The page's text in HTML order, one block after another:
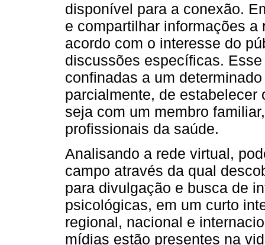
disponível para a conexão.
e compartilhar informações
acordo com o interesse do
discussões específicas.
confinadas a um
parcialmente, de
seja com um membro
profissionais da saúde.
Analisando a rede virtual,
campo através da qual
para divulgação e busca de
psicológicas, em um curto
regional, nacional e
mídias estão presentes na